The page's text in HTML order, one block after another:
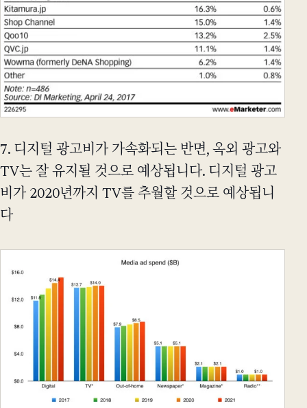
7. 디지털 광고비가 가속화되는 반면, 옥외 광고와
TV는 잘 유지될 것으로 예상됩니다. 디지털 광고
비가 2020년까지 TV를 추월할 것으로 예상됩니
다